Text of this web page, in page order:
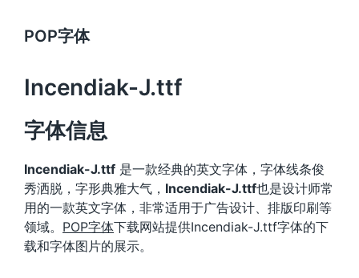
POP字体
Incendiak-J.ttf
字体信息
Incendiak-J.ttf 是一款经典的英文字体，字体线条俊
秀洒脱，字形典雅大气， Incendiak-J.ttf也是设计师常
用的一款英文字体，非常适用于广告设计、排版印刷等
领域。 POP字体下载网站提供Incendiak-J.ttf字体的下
载和字体图片的展示。